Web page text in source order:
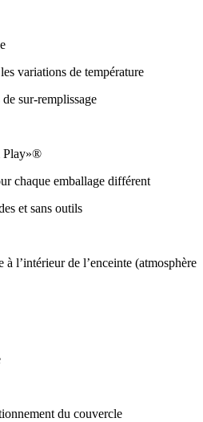
variations de température
sur-remplissage
Play»®
chaque emballage différent
et sans outils
à l’intérieur de l’enceinte (atmosphère
du couvercle